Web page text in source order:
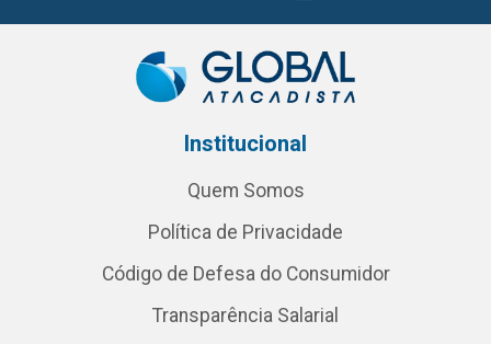
Institucional
Quem Somos
Política de Privacidade
Código de Defesa do Consumidor
Transparência Salarial